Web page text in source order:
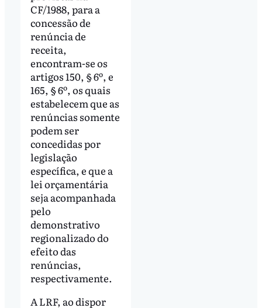
CF/1988, para a
concessão de
renúncia de
receita,
encontram-se os
artigos 150, § 6º, e
165, § 6º, os quais
estabelecem que as
renúncias somente
podem ser
concedidas por
legislação
específica, e que a
lei orçamentária
seja acompanhada
pelo
demonstrativo
regionalizado do
efeito das
renúncias,
respectivamente.
A LRF, ao dispor